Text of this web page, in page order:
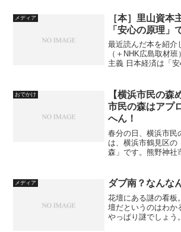
奏者って珍しいので
量とかの違いとか...
メディア
［本］里山資本
「安心の原理」
最近読んだ本を紹介
（＋NHK広島取材
主義 日本経済は「
く」の著者。前作
ったので、今回も期
おでかけ
【横浜市民の森
市民の森はアプ
へん！
春分の日、横浜市民
は、横浜市鶴見区の
森」です。熊野神社
たりで、駒岡中郷市
す。2日目の記事は
メディア ダブ南？なんな
花壇にある謎の看板
壇だというのはわか
やっぱり謎でしょう